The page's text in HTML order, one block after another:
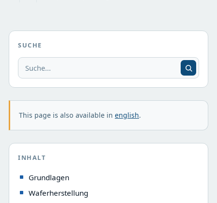
SUCHE
This page is also available in english.
INHALT
Grundlagen
Waferherstellung